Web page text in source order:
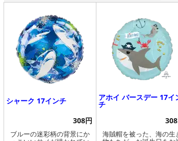
シャーク 17インチ
308円
ブルーの迷彩柄の背景にか
アホイ バースデー 17イ
チ
海賊帽を被った、海の生